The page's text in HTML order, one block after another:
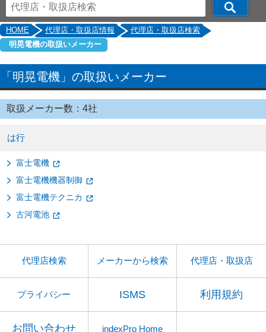
HOME 代理店・取扱店情報
代理店・取扱店検索
明晃電機の取扱いメーカー
「明晃電機」の取扱いメーカー
取扱メーカー数：4社
は行
富士電機
富士電機機器制御
富士電機テクニカ
古河電池
代理店検索 メーカーから検索 代理店・取扱店
プライバシー ISMS 利用規約
お問い合わせ indexPro Home